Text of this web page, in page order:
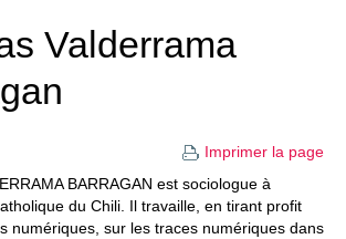
Valderrama
Imprimer la page
BARRAGAN est sociologue à
du Chili. Il travaille, en tirant profit
numériques, sur les traces numériques dans